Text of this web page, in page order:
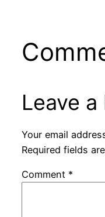
Leave a
Your email
Required fields
Comment *